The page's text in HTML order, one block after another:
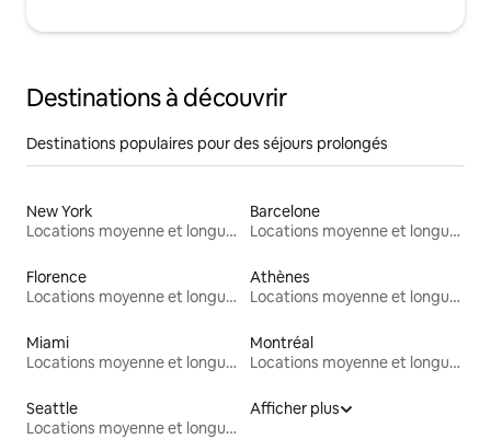
Destinations à découvrir
Destinations populaires pour des séjours prolongés
New York
Locations moyenne et longue durée
Barcelone
Locations moyenne et longue durée
Florence
Locations moyenne et longue durée
Athènes
Locations moyenne et longue durée
Miami
Locations moyenne et longue durée
Montréal
Locations moyenne et longue durée
Seattle
Locations moyenne et longue durée
Afficher plus